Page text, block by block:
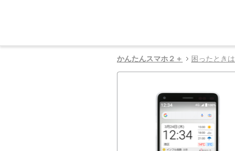
かんたんスマホ２＋ 困ったときは